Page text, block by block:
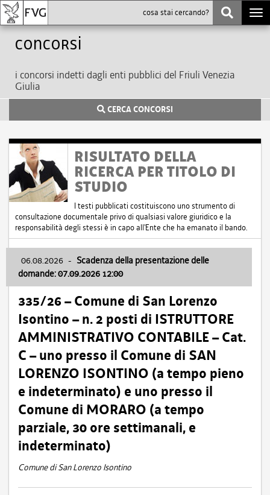
Concorsi
i concorsi indetti dagli enti pubblici del Friuli Venezia
Giulia
CERCA CONCORSI
RISULTATO DELLA
RICERCA PER TITOLO DI
STUDIO
I testi pubblicati costituiscono uno strumento di
consultazione documentale privo di qualsiasi valore giuridico e la
responsabilità degli stessi è in capo all'Ente che ha emanato il bando.
06.08.2026 - Scadenza della presentazione delle
domande: 07.09.2026 12:00
335/26 – Comune di San Lorenzo
Isontino – n. 2 posti di ISTRUTTORE
AMMINISTRATIVO CONTABILE – Cat.
C – uno presso il Comune di SAN
LORENZO ISONTINO (a tempo pieno
e indeterminato) e uno presso il
Comune di MORARO (a tempo
parziale, 30 ore settimanali, e
indeterminato)
Comune di San Lorenzo Isontino